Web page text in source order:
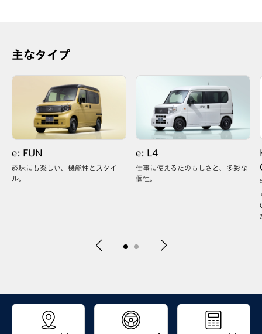
主なタイプ
e: FUN
趣味にも楽しい、機能性とスタイ
ル。
e: L4
仕事に使えるたのもしさと、多彩な
個性。